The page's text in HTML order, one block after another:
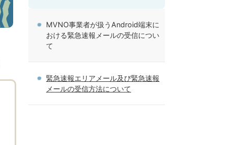
MVNO事業者が扱うAndroid端末に
おける緊急速報メールの受信につい
て
緊急速報エリアメール及び緊急速報
メールの受信方法について